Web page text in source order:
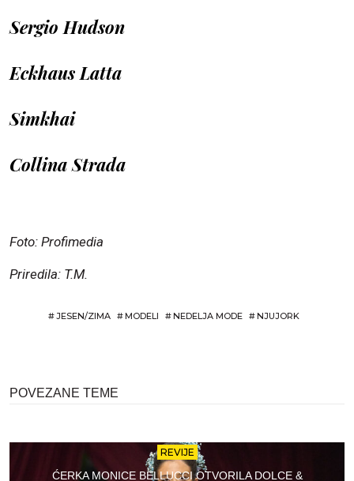
Sergio Hudson
Eckhaus Latta
Simkhai
Collina Strada
Foto: Profimedia
Priredila: T.M.
#JESEN/ZIMA #MODELI #NEDELJA MODE #NJUJORK
POVEZANE TEME
REVIJE
ĆERKA MONICE BELLUCCI OTVORILA DOLCE &